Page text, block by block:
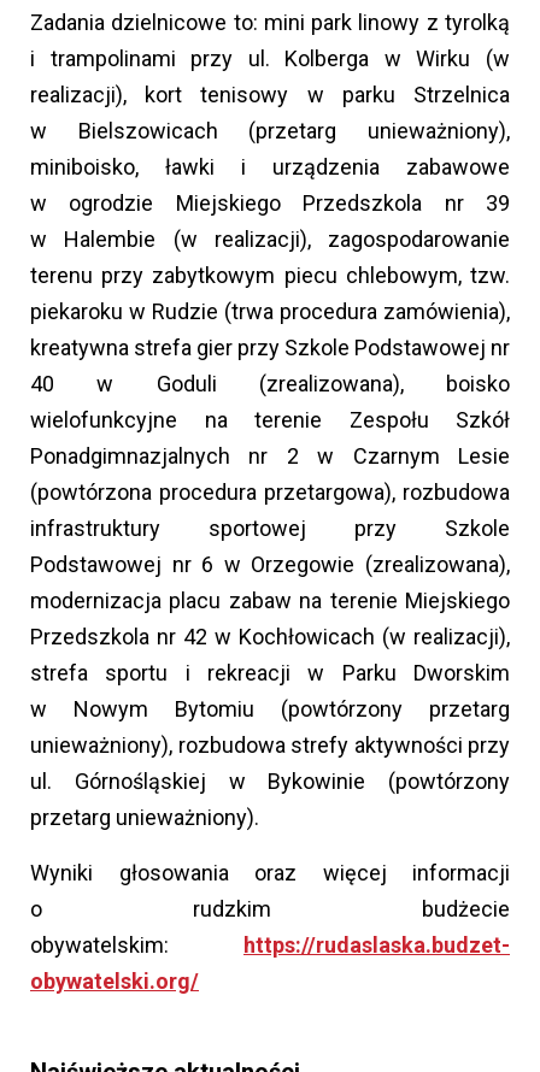
Zadania dzielnicowe to: mini park linowy z tyrolką
i trampolinami przy ul. Kolberga w Wirku (w
realizacji), kort tenisowy w parku Strzelnica
w Bielszowicach (przetarg unieważniony),
miniboisko, ławki i urządzenia zabawowe
w ogrodzie Miejskiego Przedszkola nr 39
w Halembie (w realizacji), zagospodarowanie
terenu przy zabytkowym piecu chlebowym, tzw.
piekaroku w Rudzie (trwa procedura zamówienia),
kreatywna strefa gier przy Szkole Podstawowej nr
40 w Goduli (zrealizowana), boisko
wielofunkcyjne na terenie Zespołu Szkół
Ponadgimnazjalnych nr 2 w Czarnym Lesie
(powtórzona procedura przetargowa), rozbudowa
infrastruktury sportowej przy Szkole
Podstawowej nr 6 w Orzegowie (zrealizowana),
modernizacja placu zabaw na terenie Miejskiego
Przedszkola nr 42 w Kochłowicach (w realizacji),
strefa sportu i rekreacji w Parku Dworskim
w Nowym Bytomiu (powtórzony przetarg
unieważniony), rozbudowa strefy aktywności przy
ul. Górnośląskiej w Bykowinie (powtórzony
przetarg unieważniony).
Wyniki głosowania oraz więcej informacji
o rudzkim budżecie
obywatelskim: https://rudaslaska.budzet-
obywatelski.org/